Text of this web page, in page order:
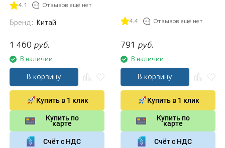
4.1 Отзывов ещё нет
Бренд: Китай
1 460 руб.
В наличии
В корзину
Купить в 1 клик
Купить по
карте
Счёт с НДС
4.4 Отзывов ещё нет
791 руб.
В наличии
В корзину
Купить в 1 клик
Купить по
карте
Счёт с НДС